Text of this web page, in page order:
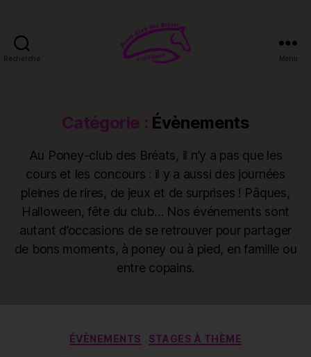
Recherche
Bréats
Menu
Catégorie : Évènements
Au Poney-club des Bréats, il n’y a pas que les
cours et les concours : il y a aussi des journées
pleines de rires, de jeux et de surprises ! Pâques,
Halloween, fête du club… Nos événements sont
autant d’occasions de se retrouver pour partager
de bons moments, à poney ou à pied, en famille ou
entre copains.
Catégories
ÉVÈNEMENTS STAGES À THÈME